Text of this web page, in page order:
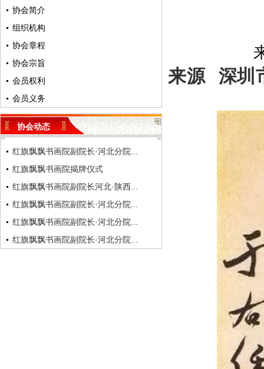
协会简介
组织机构
协会章程
协会宗旨
会员权利
会员义务
协会动态
红旗飘飘书画院副院长·河北分院...
红旗飘飘书画院揭牌仪式
红旗飘飘书画院副院长河北·陕西...
红旗飘飘书画院副院长·河北分院...
红旗飘飘书画院副院长·河北分院...
红旗飘飘书画院副院长·河北分院...
来源 深圳